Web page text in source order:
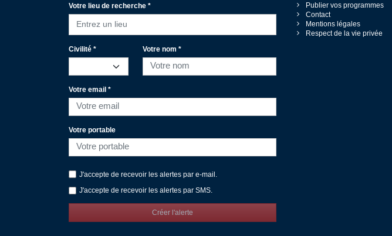
Votre lieu de recherche *
Entrez un lieu
Civilité * Votre nom *
Votre email *
Votre portable
J'accepte de recevoir les alertes par e-mail.
J'accepte de recevoir les alertes par SMS.
Créer l'alerte
Publier vos programmes
Contact
Mentions légales
Respect de la vie privée